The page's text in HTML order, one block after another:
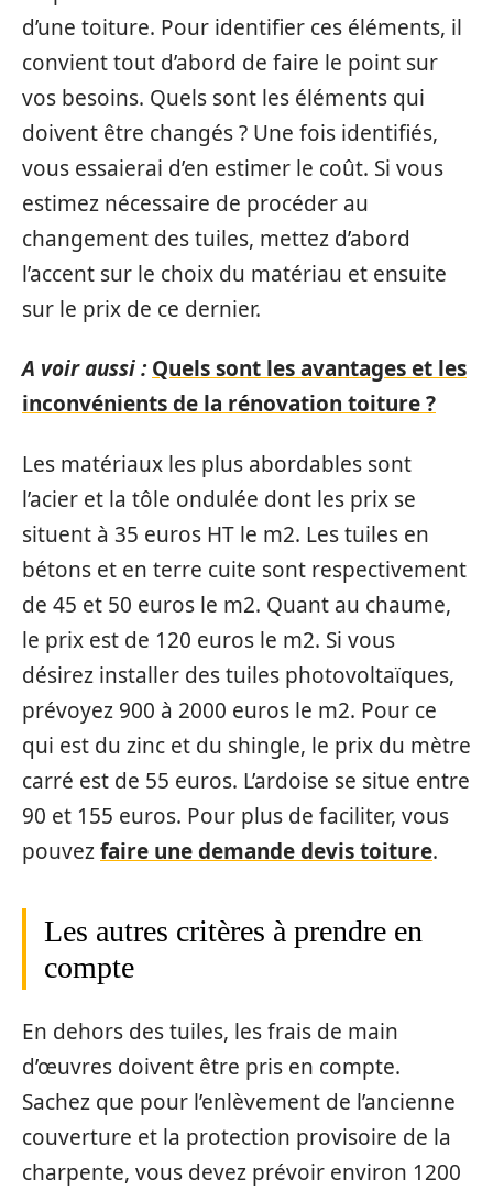
d’une toiture. Pour identifier ces éléments, il
convient tout d’abord de faire le point sur
vos besoins. Quels sont les éléments qui
doivent être changés ? Une fois identifiés,
vous essaierai d’en estimer le coût. Si vous
estimez nécessaire de procéder au
changement des tuiles, mettez d’abord
l’accent sur le choix du matériau et ensuite
sur le prix de ce dernier.
A voir aussi : Quels sont les avantages et les
inconvénients de la rénovation toiture ?
Les matériaux les plus abordables sont
l’acier et la tôle ondulée dont les prix se
situent à 35 euros HT le m2. Les tuiles en
bétons et en terre cuite sont respectivement
de 45 et 50 euros le m2. Quant au chaume,
le prix est de 120 euros le m2. Si vous
désirez installer des tuiles photovoltaïques,
prévoyez 900 à 2000 euros le m2. Pour ce
qui est du zinc et du shingle, le prix du mètre
carré est de 55 euros. L’ardoise se situe entre
90 et 155 euros. Pour plus de faciliter, vous
pouvezfaire une demande devis toiture.
Les autres critères à prendre en
compte
En dehors des tuiles, les frais de main
d’œuvres doivent être pris en compte.
Sachez que pour l’enlèvement de l’ancienne
couverture et la protection provisoire de la
charpente, vous devez prévoir environ 1200